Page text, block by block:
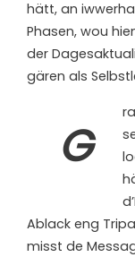
hätt, an
Phasen, wou
der
gären als
G
Ablack eng
misst de